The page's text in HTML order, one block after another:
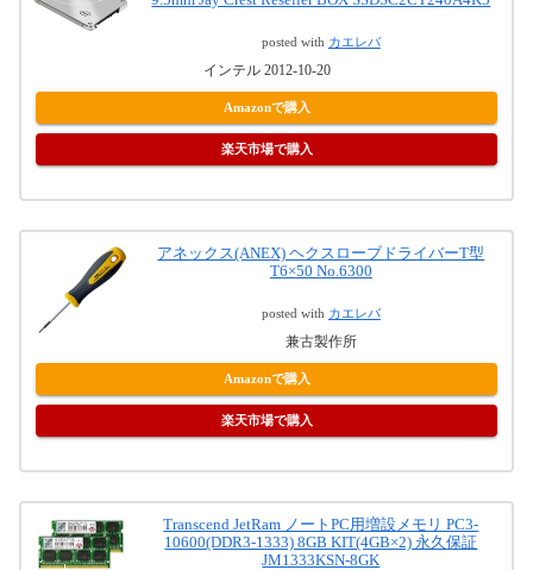
posted with カエレバ
インテル 2012-10-20
Amazonで購入
楽天市場で購入
アネックス(ANEX) ヘクスローブドライバーT型
T6×50 No.6300
posted with カエレバ
兼古製作所
Amazonで購入
楽天市場で購入
Transcend JetRam ノートPC用増設メモリ PC3-
10600(DDR3-1333) 8GB KIT(4GB×2) 永久保証
JM1333KSN-8GK